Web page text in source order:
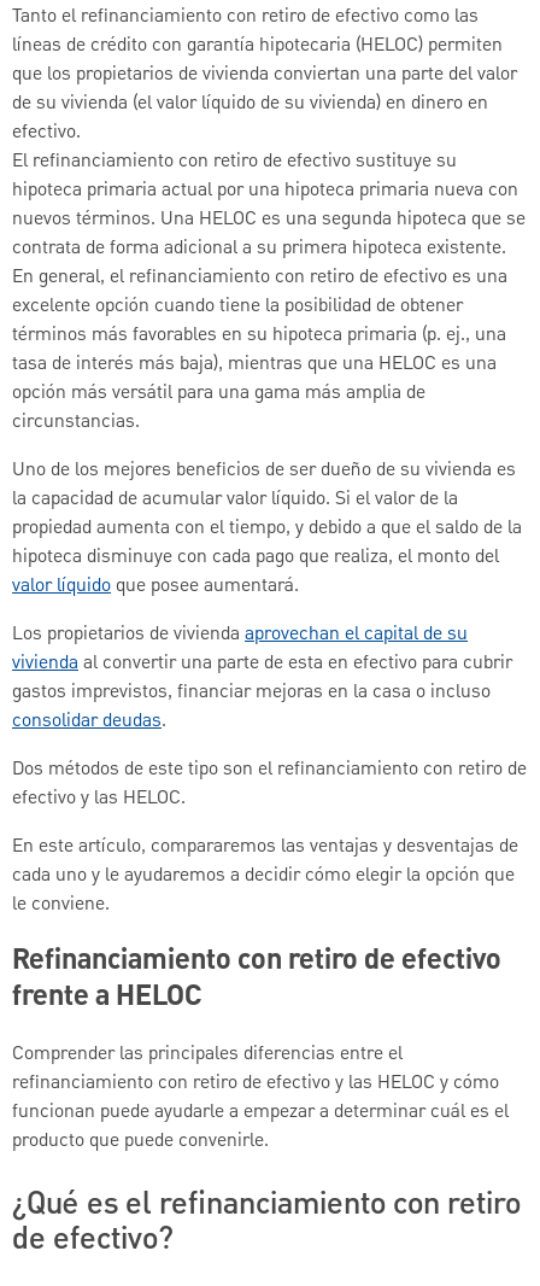
Tanto el refinanciamiento con retiro de efectivo como las
líneas de crédito con garantía hipotecaria (HELOC) permiten
que los propietarios de vivienda conviertan una parte del valor
de su vivienda (el valor líquido de su vivienda) en dinero en
efectivo.
El refinanciamiento con retiro de efectivo sustituye su
hipoteca primaria actual por una hipoteca primaria nueva con
nuevos términos. Una HELOC es una segunda hipoteca que se
contrata de forma adicional a su primera hipoteca existente.
En general, el refinanciamiento con retiro de efectivo es una
excelente opción cuando tiene la posibilidad de obtener
términos más favorables en su hipoteca primaria (p. ej., una
tasa de interés más baja), mientras que una HELOC es una
opción más versátil para una gama más amplia de
circunstancias.
Uno de los mejores beneficios de ser dueño de su vivienda es
la capacidad de acumular valor líquido. Si el valor de la
propiedad aumenta con el tiempo, y debido a que el saldo de la
hipoteca disminuye con cada pago que realiza, el monto del
valor líquido que posee aumentará.
Los propietarios de vivienda aprovechan el capital de su
viviendaal convertir una parte de esta en efectivo para cubrir
gastos imprevistos, financiar mejoras en la casa o incluso
consolidar deudas.
Dos métodos de este tipo son el refinanciamiento con retiro de
efectivo y las HELOC.
En este artículo, compararemos las ventajas y desventajas de
cada uno y le ayudaremos a decidir cómo elegir la opción que
le conviene.
Refinanciamiento con retiro de efectivo
frente a HELOC
Comprender las principales diferencias entre el
refinanciamiento con retiro de efectivo y las HELOC y cómo
funcionan puede ayudarle a empezar a determinar cuál es el
producto que puede convenirle.
¿Qué es el refinanciamiento con retiro
de efectivo?